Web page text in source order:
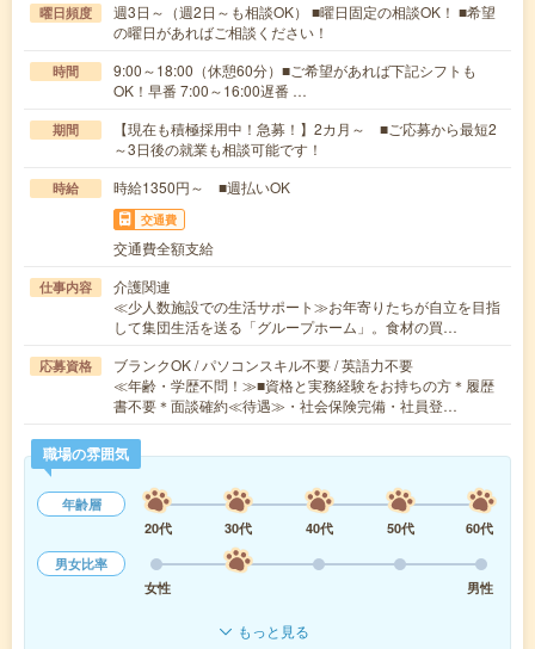
曜日頻度
週3日～（週2日～も相談OK） ■曜日固定の相談OK！ ■希望
の曜日があればご相談ください！
時間
9:00～18:00（休憩60分）■ご希望があれば下記シフトも
OK！早番 7:00～16:00遅番 …
期間
【現在も積極採用中！急募！】2カ月～ ■ご応募から最短2
～3日後の就業も相談可能です！
時給 時給1350円～ ■週払いOK
交通費
交通費全額支給
仕事内容
介護関連
≪少人数施設での生活サポート≫お年寄りたちが自立を目指
して集団生活を送る「グループホーム」。食材の買…
応募資格
ブランクOK / パソコンスキル不要 / 英語力不要
≪年齢・学歴不問！≫■資格と実務経験をお持ちの方＊履歴
書不要＊面談確約≪待遇≫・社会保険完備・社員登…
職場の雰囲気
年齢層
20代
30代 40代 50代
60代
男女比率
女性
男性
もっと見る